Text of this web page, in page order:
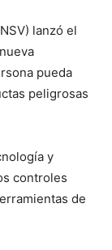
lanzó el
pueda
peligrosas
y
controles
de